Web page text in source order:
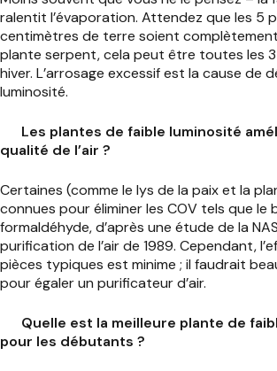
ralentit l’évaporation. Attendez que les 5
centimètres de terre soient
plante serpent, cela peut être toutes les
hiver. L’arrosage excessif est la cause de
luminosité.
Les plantes de faible luminosité
qualité de l’air ?
Certaines (comme le lys de la paix et la
connues pour éliminer les COV tels que le
formaldéhyde, d’après une étude de la
purification de l’air de 1989. Cependant,
pièces typiques est minime ; il faudrait
pour égaler un purificateur d’air.
Quelle est la meilleure plante de
pour les débutants ?